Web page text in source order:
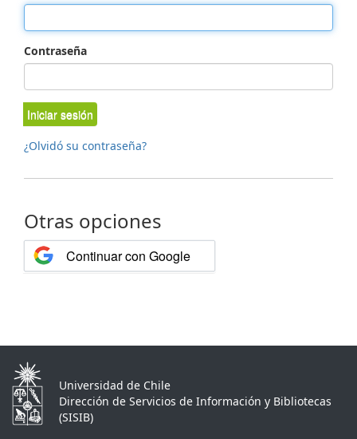
Contraseña
Iniciar sesión
¿Olvidó su contraseña?
Otras opciones
Continuar con Google
Universidad de Chile
Dirección de Servicios de Información y Bibliotecas
(SISIB)